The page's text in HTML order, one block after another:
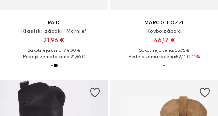
RAID
Klasiski zābaki 'Marnie'
21,96 €
Sākotnējā cena: 74,90 €
Pēdējā zemākā cena:21,96 €
MARCO TOZZI
Kovbojzābaki
46,17 €
Sākotnējā cena: 65,95 €
Pēdējā zemākā cena:52,11 €-11%